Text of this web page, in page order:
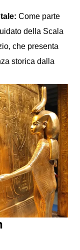
Come parte
della Scala
che presenta
storica dalla